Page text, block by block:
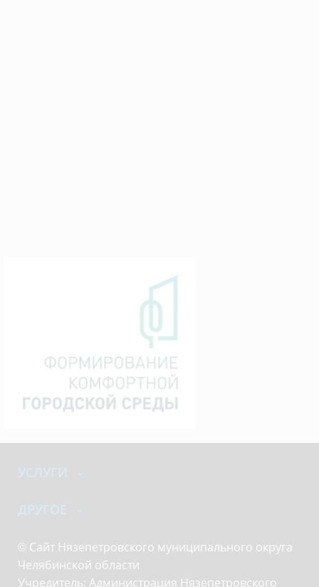
УСЛУГИ
ДРУГОЕ
© Сайт Нязепетровского муниципального округа
Челябинской области
Учредитель: Администрация Нязепетровского